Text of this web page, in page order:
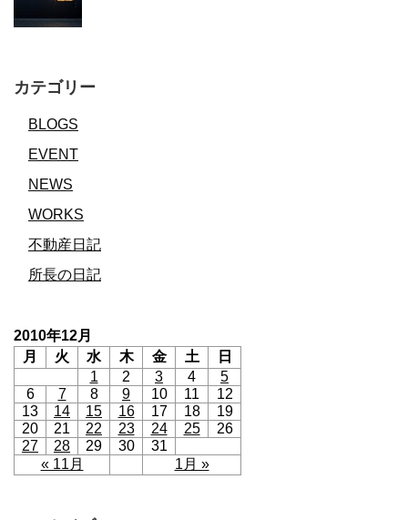
カテゴリー
BLOGS
EVENT
NEWS
WORKS
不動産日記
所長の日記
2010年12月
月
火 水 木 金 土 日
« 11月 1月 »
1 2 3 4
5
6
7 8 9 10 11
12
13
14 15 16 17 18
19
20
21 22 23 24 25
26
27
28 29 30 31